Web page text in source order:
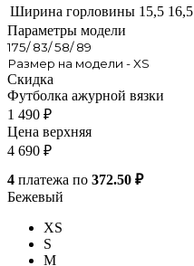
Ширина горловины 15,5 16,5
Параметры модели
175/ 83/ 58/ 89
Размер на модели - XS
Скидка
Футболка ажурной вязки
1 490 ₽
Цена верхняя
4 690 ₽
4 платежа по 372.50 ₽
Бежевый
XS
S
M